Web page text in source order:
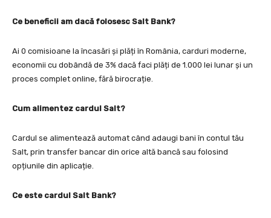
Ce beneficii am dacă folosesc Salt Bank?
Ai 0 comisioane la încasări și plăți în România, carduri moderne,
economii cu dobândă de 3% dacă faci plăți de 1.000 lei lunar și un
proces complet online, fără birocrație.
Cum alimentez cardul Salt?
Cardul se alimentează automat când adaugi bani în contul tău
Salt, prin transfer bancar din orice altă bancă sau folosind
opțiunile din aplicație.
Ce este cardul Salt Bank?